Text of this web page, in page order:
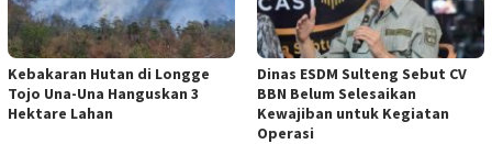
Kebakaran Hutan di Longge
Tojo Una-Una Hanguskan 3
Hektare Lahan
Dinas ESDM Sulteng Sebut CV
BBN Belum Selesaikan
Kewajiban untuk Kegiatan
Operasi